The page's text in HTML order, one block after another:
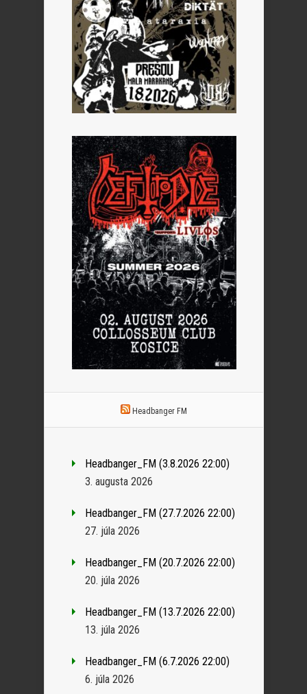
Headbanger FM
Headbanger_FM (3.8.2026 22:00)
3. augusta 2026
Headbanger_FM (27.7.2026 22:00)
27. júla 2026
Headbanger_FM (20.7.2026 22:00)
20. júla 2026
Headbanger_FM (13.7.2026 22:00)
13. júla 2026
Headbanger_FM (6.7.2026 22:00)
6. júla 2026